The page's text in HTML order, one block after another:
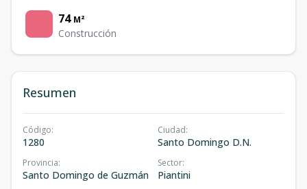
74 M²
Construcción
Resumen
Código:
1280
Ciudad:
Santo Domingo D.N.
Provincia:
Santo Domingo de Guzmán
Sector:
Piantini